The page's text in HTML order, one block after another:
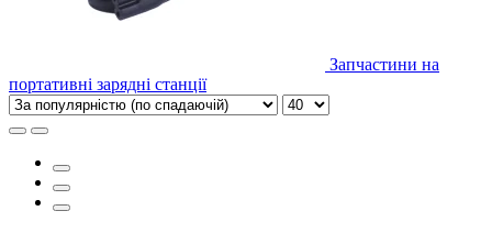
Запчастини на
портативні зарядні станції